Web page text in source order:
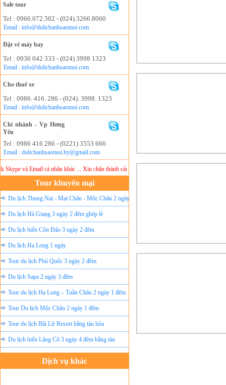
Sale tour
Tel : 0966.072.502 - (024).3266.8060
Email : info@dulichanhsaomoi.com
Đặt vé máy bay
Tel : 0936 042 333 - (024) 3998 1323
Email : info@dulichanhsaomoi.com
Cho thuê xe
Tel : 0986. 416. 286 - (024). 3998. 1323
Email : info@dulichanhsaomoi.com
Chi nhánh - Vp Hưng
Yên
Tel : 0986 416 286 - (0221) 3553 666
Email : dulichanhsaomoi.hy@gmail.com
và Email cá nhân khác ... Xin chân thành cảm ơn!
Tour khuyến mại
Du lịch Thung Nai - Mai Châu - Mộc Châu 2 ngày
ghép lẻ
Du lịch Hà Giang 3 ngày 2 đêm ghép lẻ
Du lịch biển Côn Đảo 3 ngày 2 đêm
Du lịch Hạ Long 1 ngày
Tour du lịch Phú Quốc 3 ngày 2 đêm
Du lịch Sapa 2 ngày 3 đêm
Tour du lịch Hạ Long – Tuần Châu 2 ngày 1 đêm
Tour Du lịch Mộc Châu 2 ngày 1 đêm
Tour du lịch Bãi Lữ Resort bằng tàu hỏa
Du lịch biển Lăng Cô 3 ngày 4 đêm bằng tàu
Dịch vụ khác
Đặt vé máy bay giá rẻ